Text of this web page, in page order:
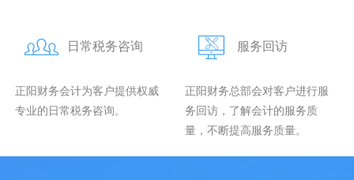
日常税务咨询
正阳财务会计为客户提供权威
专业的日常税务咨询。
服务回访
正阳财务总部会对客户进行服
务回访，了解会计的服务质
量，不断提高服务质量。